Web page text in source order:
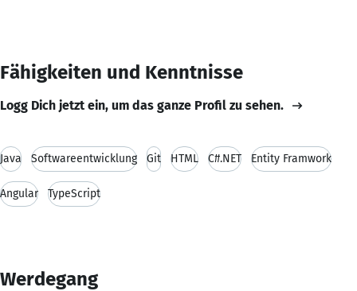
Fähigkeiten und Kenntnisse
Logg Dich jetzt ein, um das ganze Profil zu sehen.
Java Softwareentwicklung Git HTML C#.NET Entity Framwork
Angular TypeScript
Werdegang